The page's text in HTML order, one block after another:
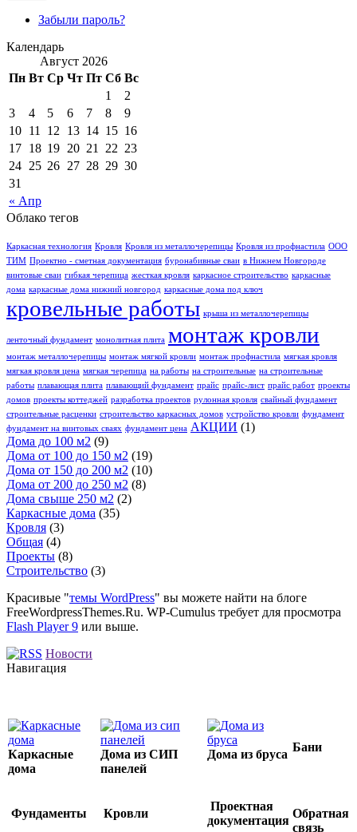
Забыли пароль?
Календарь
Август 2026
Пн Вт Ср Чт Пт Сб Вс
« Апр
1
2
3
4 5 6 7 8
9
10 11 12 13 14 15 16
17 18 19 20 21 22 23
24 25 26 27 28 29 30
31
Облако тегов
Каркасная технология Кровля Кровля из металлочерепицы Кровля из профнастила ООО
ТИМ Проектно - сметная документация буронабивные сваи в Нижнем Новгороде
винтовые сваи гибкая черепица жесткая кровля каркасное строительство каркасные
дома каркасные дома нижний новгород каркасные дома под ключ
кровельные работы крыша из металлочерепицы
ленточный фундамент монолитная плита монтаж кровли
монтаж металлочерепицы монтаж мягкой кровли монтаж профнастила мягкая кровля
мягкая кровля цена мягкая черепица на работы на строительные на строительные
работы плавающая плита плавающий фундамент прайс прайс-лист прайс работ проекты
домов проекты коттеджей разработка проектов рулонная кровля свайный фундамент
строительные расценки строительство каркасных домов устройство кровли фундамент
фундамент на винтовых сваях фундамент цена АКЦИИ (1)
Дома до 100 м2 (9)
Дома от 100 до 150 м2 (19)
Дома от 150 до 200 м2 (10)
Дома от 200 до 250 м2 (8)
Дома свыше 250 м2 (2)
Каркасные дома (35)
Кровля (3)
Общая (4)
Проекты (8)
Строительство (3)
Красивые "темы WordPress" вы можете найти на блоге
FreeWordpressThemes.Ru. WP-Cumulus требует для просмотра
Flash Player 9 или выше.
Новости
Навигация
Каркасные
дома
Дома из СИП
панелей
Дома из бруса
Бани
Фундаменты Кровли
Проектная
документация
Обратная
связь